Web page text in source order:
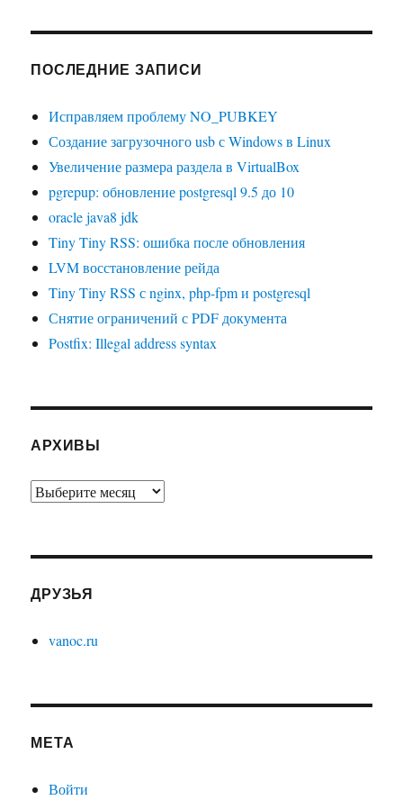
ПОСЛЕДНИЕ ЗАПИСИ
Исправляем проблему NO_PUBKEY
Создание загрузочного usb с Windows в Linux
Увеличение размера раздела в VirtualBox
pgrepup: обновление postgresql 9.5 до 10
oracle java8 jdk
Tiny Tiny RSS: ошибка после обновления
LVM восстановление рейда
Tiny Tiny RSS с nginx, php-fpm и postgresql
Снятие ограничений с PDF документа
Postfix: Illegal address syntax
АРХИВЫ
Архивы
ДРУЗЬЯ
vanoc.ru
МЕТА
Войти